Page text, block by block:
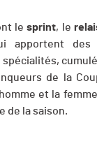
lesprint, le
apportent des
de la
et la
de la saison.